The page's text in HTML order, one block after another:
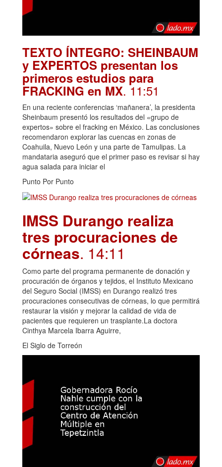
TEXTO ÍNTEGRO: SHEINBAUM
y EXPERTOS presentan los
primeros estudios para
FRACKING en MX. 11:51
En una reciente conferencias ‘mañanera’, la presidenta
Sheinbaum presentó los resultados del «grupo de
expertos» sobre el fracking en México. Las conclusiones
recomendaron explorar las cuencas en zonas de
Coahuila, Nuevo León y una parte de Tamulipas. La
mandataria aseguró que el primer paso es revisar si hay
agua salada para iniciar el
Punto Por Punto
IMSS Durango realiza
tres procuraciones de
córneas. 14:11
Como parte del programa permanente de donación y
procuración de órganos y tejidos, el Instituto Mexicano
del Seguro Social (IMSS) en Durango realizó tres
procuraciones consecutivas de córneas, lo que permitirá
restaurar la visión y mejorar la calidad de vida de
pacientes que requieren un trasplante.La doctora
Cinthya Marcela Ibarra Aguirre,
El Siglo de Torreón